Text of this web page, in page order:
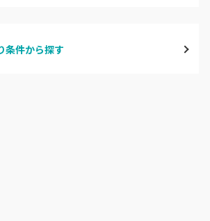
条件から探す